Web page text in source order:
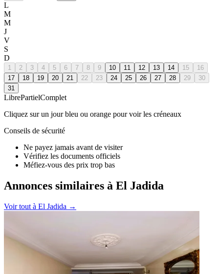
L
M
M
J
V
S
D
1 2 3 4 5 6 7 8 9 10 11 12 13 14 15
16
17
18 19 20 21 22 23 24 25 26 27 28 29
30
31
LibrePartielComplet
Cliquez sur un jour bleu ou orange pour voir les créneaux
Conseils de sécurité
Ne payez jamais avant de visiter
Vérifiez les documents officiels
Méfiez-vous des prix trop bas
Annonces similaires à El Jadida
Voir tout à El Jadida →